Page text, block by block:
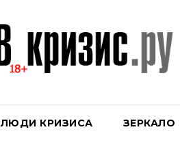
ЛЮДИ КРИЗИСА ЗЕРКАЛО